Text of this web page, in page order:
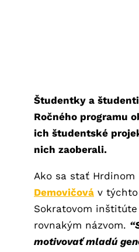
Študentky a študenti
Ročného programu
ich študentské
nich zaoberali.
Ako sa stať Hrdinom
Demovičová v
Sokratovom inštitúte
rovnakým názvom.
motivovať mladú